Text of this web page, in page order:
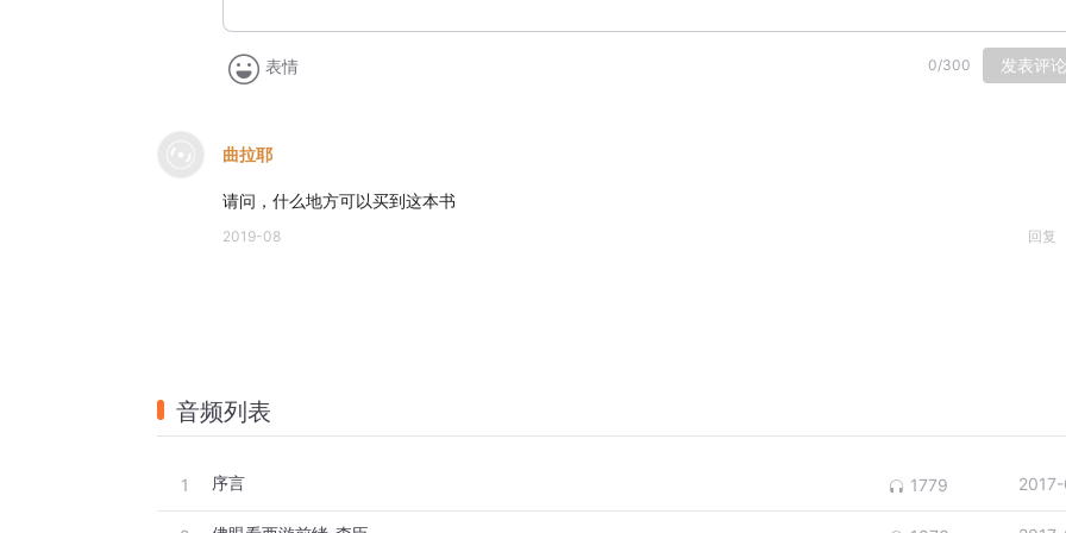
表情 0/300 发表评论
曲拉耶
请问，什么地方可以买到这本书
2019-08 回复
音频列表
1 序言 1779